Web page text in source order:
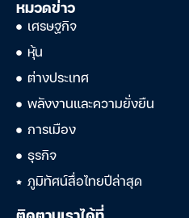
หมวดข่าว
เศรษฐกิจ
หุ้น
ต่างประเทศ
พลังงานและความยั่งยืน
การเมือง
ธุรกิจ
ภูมิทัศน์สื่อไทยปีล่าสุด